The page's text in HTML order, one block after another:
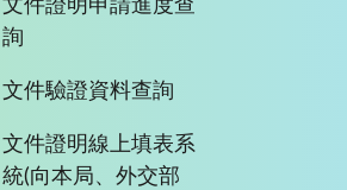
文件證明申請進度查
詢
文件驗證資料查詢
文件證明線上填表系
統(向本局、外交部